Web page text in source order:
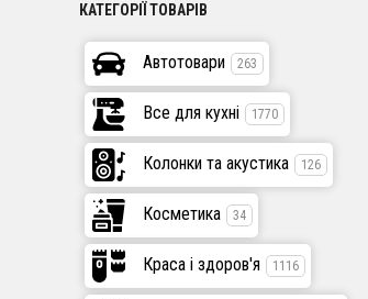
КАТЕГОРІЇ ТОВАРІВ
Автотовари 263
Все для кухні 1770
Колонки та акустика 126
Косметика 34
Краса і здоров'я 1116